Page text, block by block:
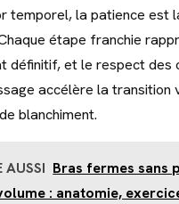
temporel, la patience est
étape franchie
définitif, et le respect des
accélère la transition
blanchiment.
AUSSI Bras fermes sans
: anatomie,